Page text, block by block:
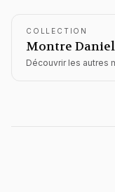
COLLECTION
Montre
Découvrir les autres